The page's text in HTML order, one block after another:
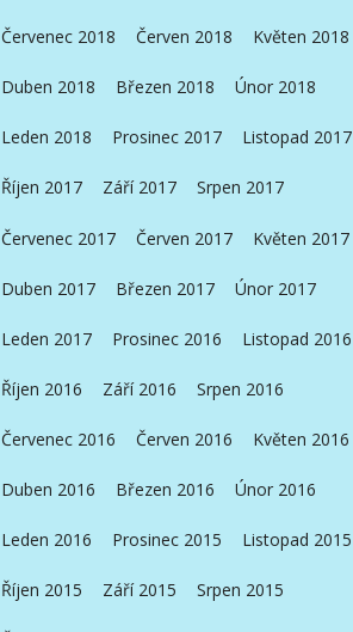
Červenec 2018 Červen 2018 Květen 2018
Duben 2018 Březen 2018 Únor 2018
Leden 2018 Prosinec 2017 Listopad 2017
Říjen 2017 Září 2017 Srpen 2017
Červenec 2017 Červen 2017 Květen 2017
Duben 2017 Březen 2017 Únor 2017
Leden 2017 Prosinec 2016 Listopad 2016
Říjen 2016 Září 2016 Srpen 2016
Červenec 2016 Červen 2016 Květen 2016
Duben 2016 Březen 2016 Únor 2016
Leden 2016 Prosinec 2015 Listopad 2015
Říjen 2015 Září 2015 Srpen 2015